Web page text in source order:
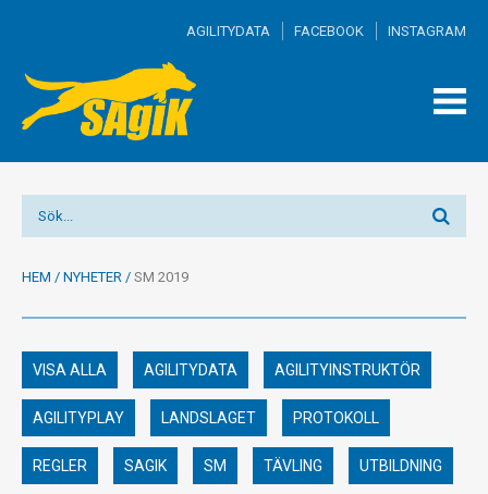
AGILITYDATA FACEBOOK INSTAGRAM
HEM / NYHETER / SM 2019
VISA ALLA AGILITYDATA AGILITYINSTRUKTÖR
AGILITYPLAY LANDSLAGET PROTOKOLL
REGLER SAGIK SM TÄVLING UTBILDNING